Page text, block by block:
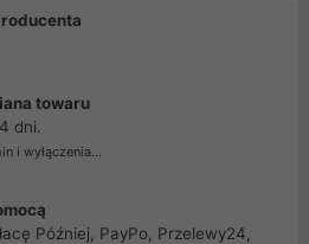
towaru
dni.
i wyłączenia...
Później, PayPo, Przelewy24,